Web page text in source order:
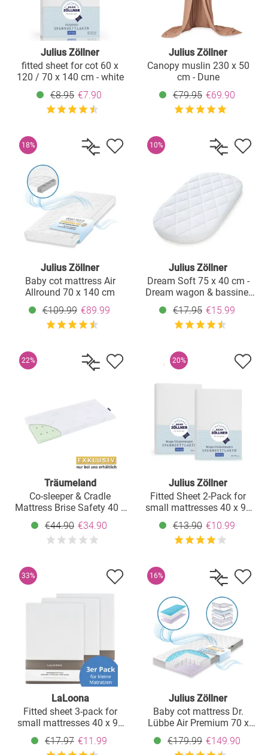
Julius Zöllner
fitted sheet for cot 60 x
120 / 70 x 140 cm - white
€8.95 €7.90
Julius Zöllner
Canopy muslin 230 x 50
cm - Dune
€79.95 €69.90
18%
Julius Zöllner
Baby cot mattress Air
Allround 70 x 140 cm
€109.99 €89.99
10%
Julius Zöllner
Dream Soft 75 x 40 cm -
Dream wagon & bassinet
mattress
€17.95 €15.99
22%
Träumeland
Co-sleeper & Cradle
Mattress Brise Safety 40 x
90 cm
€44.90 €34.90
20%
Julius Zöllner
Fitted Sheet 2-Pack for
small mattresses 40 x 90
cm - White
€13.90 €10.99
33%
LaLoona
Fitted sheet 3-pack for
small mattresses 40 x 90
cm - White
€17.97 €11.99
16%
Julius Zöllner
Baby cot mattress Dr.
Lübbe Air Premium 70 x
140 cm
€179.99 €149.90